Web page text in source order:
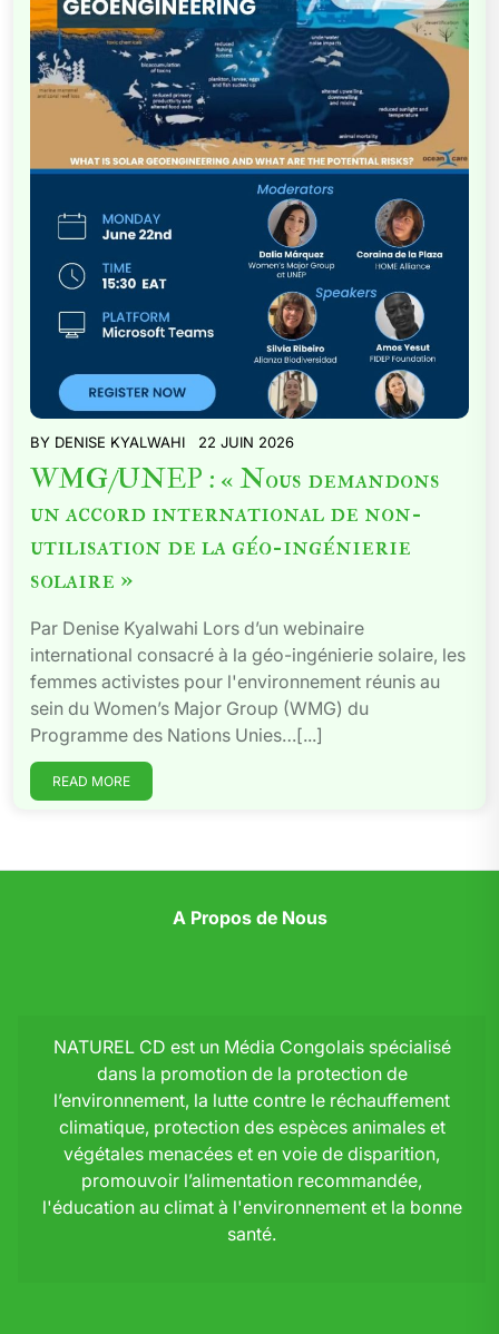
BY DENISE KYALWAHI 22 JUIN 2026
WMG/UNEP : « Nous demandons
un accord international de non-
utilisation de la géo-ingénierie
solaire »
Par Denise Kyalwahi Lors d’un webinaire
international consacré à la géo-ingénierie solaire, les
femmes activistes pour l'environnement réunis au
sein du Women’s Major Group (WMG) du
Programme des Nations Unies…[...]
READ MORE
A Propos de Nous
NATUREL CD est un Média Congolais spécialisé
dans la promotion de la protection de
l’environnement, la lutte contre le réchauffement
climatique, protection des espèces animales et
végétales menacées et en voie de disparition,
promouvoir l’alimentation recommandée,
l'éducation au climat à l'environnement et la bonne
santé.